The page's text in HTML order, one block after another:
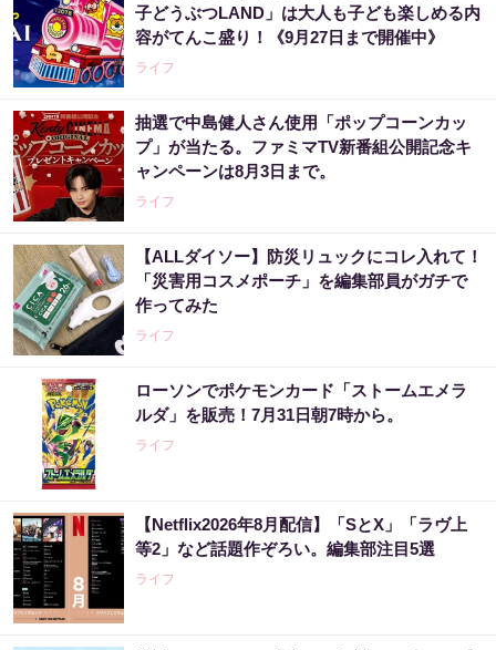
子どうぶつLAND」は大人も子ども楽しめる内
容がてんこ盛り！《9月27日まで開催中》
ライフ
抽選で中島健人さん使用「ポップコーンカッ
プ」が当たる。ファミマTV新番組公開記念キ
ャンペーンは8月3日まで。
ライフ
【ALLダイソー】防災リュックにコレ入れて！
「災害用コスメポーチ」を編集部員がガチで
作ってみた
ライフ
ローソンでポケモンカード「ストームエメラ
ルダ」を販売！7月31日朝7時から。
ライフ
【Netflix2026年8月配信】「SとX」「ラヴ上
等2」など話題作ぞろい。編集部注目5選
ライフ